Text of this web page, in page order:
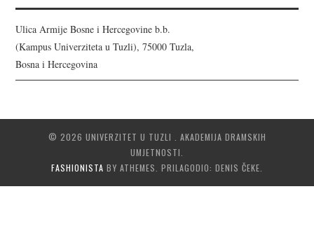
Ulica Armije Bosne i Hercegovine b.b.
(Kampus Univerziteta u Tuzli), 75000 Tuzla,
Bosna i Hercegovina
© 2026 UNIVERZITET U TUZLI . AKADEMIJA DRAMSKIH
UMJETNOSTI.
FASHIONISTA BY ATHEMES. PRILAGODIO: DENIS ČEKE.